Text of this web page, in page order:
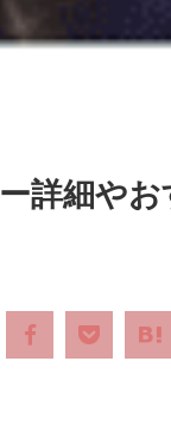
詳細や